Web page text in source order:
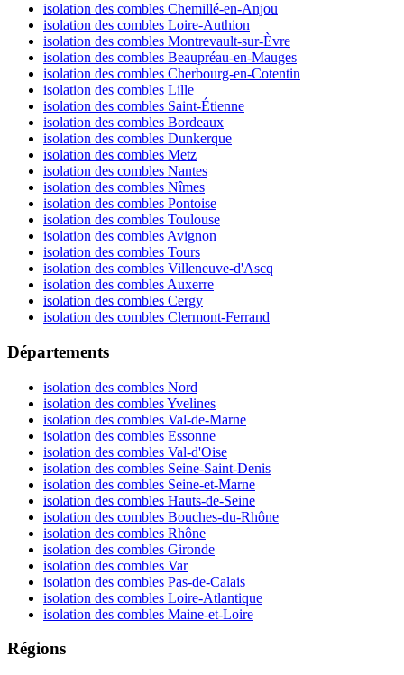
isolation des combles Chemillé-en-Anjou
isolation des combles Loire-Authion
isolation des combles Montrevault-sur-Èvre
isolation des combles Beaupréau-en-Mauges
isolation des combles Cherbourg-en-Cotentin
isolation des combles Lille
isolation des combles Saint-Étienne
isolation des combles Bordeaux
isolation des combles Dunkerque
isolation des combles Metz
isolation des combles Nantes
isolation des combles Nîmes
isolation des combles Pontoise
isolation des combles Toulouse
isolation des combles Avignon
isolation des combles Tours
isolation des combles Villeneuve-d'Ascq
isolation des combles Auxerre
isolation des combles Cergy
isolation des combles Clermont-Ferrand
Départements
isolation des combles Nord
isolation des combles Yvelines
isolation des combles Val-de-Marne
isolation des combles Essonne
isolation des combles Val-d'Oise
isolation des combles Seine-Saint-Denis
isolation des combles Seine-et-Marne
isolation des combles Hauts-de-Seine
isolation des combles Bouches-du-Rhône
isolation des combles Rhône
isolation des combles Gironde
isolation des combles Var
isolation des combles Pas-de-Calais
isolation des combles Loire-Atlantique
isolation des combles Maine-et-Loire
Régions